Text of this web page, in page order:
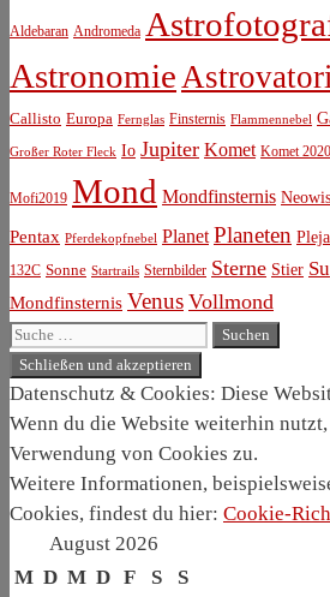
Aldebaran Andromeda
Astronomie
Callisto Europa Fernglas Finsternis Flammennebel
Großer Roter Fleck Io Jupiter Komet Komet 2020
Mofi2019 Mond Mondfinsternis
Pentax Pferdekopfnebel Planet Planeten
132C Sonne Startrails Sternbilder Sterne Stier
Mondfinsternis Venus Vollmond
Suche
nach:
Datenschutz & Cookies: Diese
Wenn du die Website weiterhin
Verwendung von Cookies zu.
Weitere Informationen,
Cookies, findest du hier: Cookie-
August 2026
M D M D F S
S